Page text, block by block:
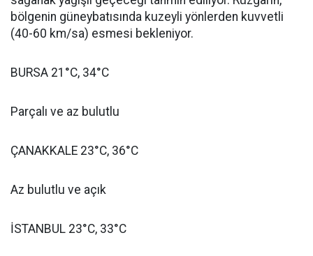
bölgenin güneybatısında kuzeyli yönlerden kuvvetli
(40-60 km/sa) esmesi bekleniyor.
BURSA 21°C, 34°C
Parçalı ve az bulutlu
ÇANAKKALE 23°C, 36°C
Az bulutlu ve açık
İSTANBUL 23°C, 33°C